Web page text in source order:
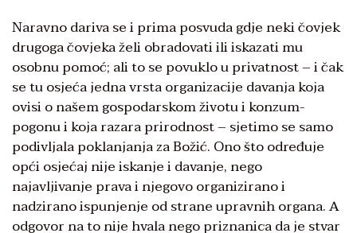
Naravno dariva se i prima posvuda gdje neki čovjek
drugoga čovjeka želi obradovati ili iskazati mu
osobnu pomoć; ali to se povuklo u privatnost – i čak
se tu osjeća jedna vrsta organizacije davanja koja
ovisi o našem gospodarskom životu i konzum-
pogonu i koja razara prirodnost – sjetimo se samo
podivljala poklanjanja za Božić. Ono što određuje
opći osjećaj nije iskanje i davanje, nego
najavljivanje prava i njegovo organizirano i
nadzirano ispunjenje od strane upravnih organa. A
odgovor na to nije hvala nego priznanica da je stvar